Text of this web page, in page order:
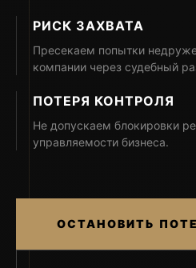
РИСК ЗАХВАТА
Пресекаем попытки
компании через судебный
ПОТЕРЯ КОНТРОЛЯ
Не допускаем блокировки
управляемости бизнеса.
ОСТАНОВИТЬ